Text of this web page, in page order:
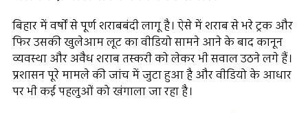
बिहार में वर्षों से पूर्ण शराबबंदी लागू है। ऐसे में शराब से भरे ट्रक और
फिर उसकी खुलेआम लूट का वीडियो सामने आने के बाद कानून
व्यवस्था और अवैध शराब तस्करी को लेकर भी सवाल उठने लगे हैं।
प्रशासन पूरे मामले की जांच में जुटा हुआ है और वीडियो के आधार
पर भी कई पहलुओं को खंगाला जा रहा है।